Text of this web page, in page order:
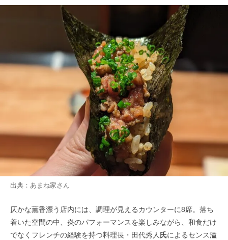
出典： あまね家さん
仄かな薫香漂う店内には、調理が見えるカウンターに8席。落ち
着いた空間の中、炎のパフォーマンスを楽しみながら、和食だけ
でなくフレンチの経験を持つ料理長・田代秀人 氏によるセンス溢